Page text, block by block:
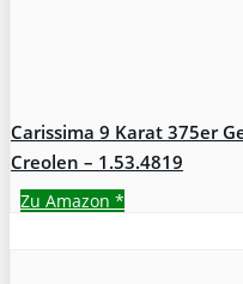
Carissima 9 Karat 375er
Creolen – 1.53.4819
Zu Amazon *